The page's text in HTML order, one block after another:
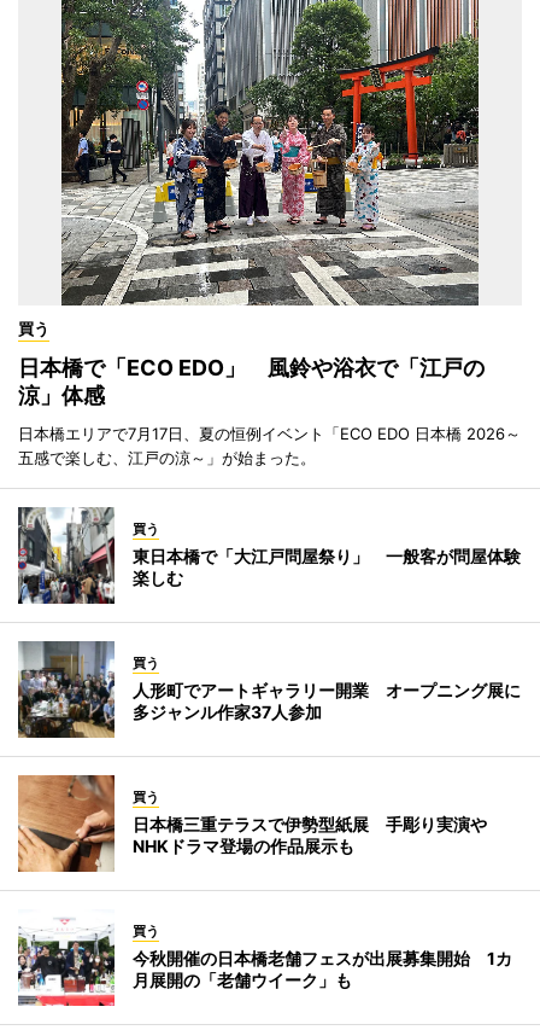
買う
日本橋で「ECO EDO」 風鈴や浴衣で「江戸の
涼」体感
日本橋エリアで7月17日、夏の恒例イベント「ECO EDO 日本橋 2026～
五感で楽しむ、江戸の涼～」が始まった。
買う
東日本橋で「大江戸問屋祭り」 一般客が問屋体験
楽しむ
買う
人形町でアートギャラリー開業 オープニング展に
多ジャンル作家37人参加
買う
日本橋三重テラスで伊勢型紙展 手彫り実演や
NHKドラマ登場の作品展示も
買う
今秋開催の日本橋老舗フェスが出展募集開始 1カ
月展開の「老舗ウイーク」も